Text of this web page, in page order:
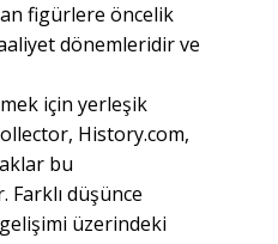
figürlere öncelik
dönemleridir ve
için yerleşik
History.com,
bu
Farklı düşünce
üzerindeki